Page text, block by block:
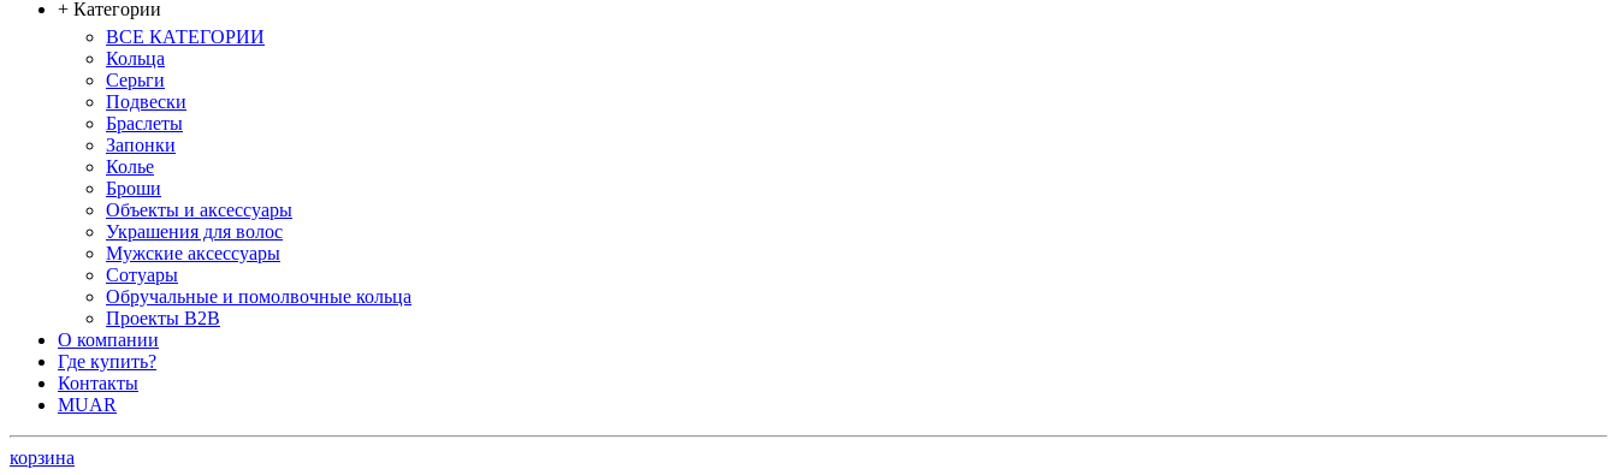
+ Категории
ВСЕ КАТЕГОРИИ
Кольца
Серьги
Подвески
Браслеты
Запонки
Колье
Броши
Объекты и аксессуары
Украшения для волос
Мужские аксессуары
Сотуары
Обручальные и помолвочные кольца
Проекты B2B
О компании
Где купить?
Контакты
MUAR
корзина